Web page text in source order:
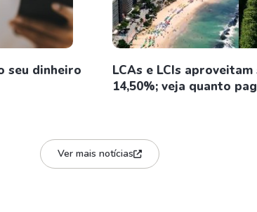
seu dinheiro
LCAs e LCIs
14,50%; veja quanto
Ver mais notícias